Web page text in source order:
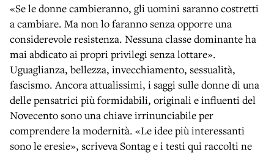
«Se le donne cambieranno, gli uomini saranno costretti
a cambiare. Ma non lo faranno senza opporre una
considerevole resistenza. Nessuna classe dominante ha
mai abdicato ai propri privilegi senza lottare».
Uguaglianza, bellezza, invecchiamento, sessualità,
fascismo. Ancora attualissimi, i saggi sulle donne di una
delle pensatrici più formidabili, originali e influenti del
Novecento sono una chiave irrinunciabile per
comprendere la modernità. «Le idee più interessanti
sono le eresie», scriveva Sontag e i testi qui raccolti ne